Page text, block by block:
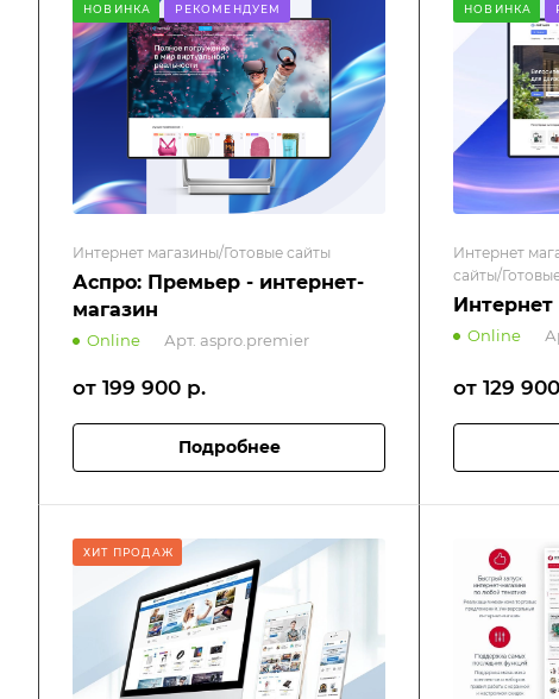
НОВИНКА РЕКОМЕНДУЕМ
Интернет магазины/Готовые сайты
Аспро: Премьер - интернет-
магазин
Online Арт. aspro.premier
от 199 900 р.
Подробнее
НОВИНКА
Интернет
сайты/
Online
от 129 900
ХИТ ПРОДАЖ